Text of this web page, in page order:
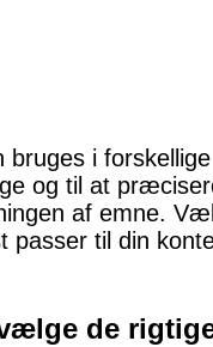
bruges i forskellige
og til at
af emne.
passer til din
de